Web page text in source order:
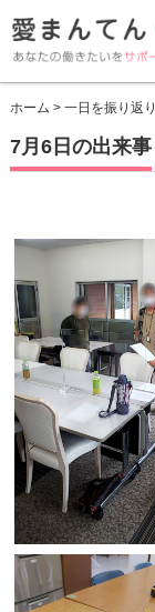
ホーム > 一日を振り返り
7月6日の出来事